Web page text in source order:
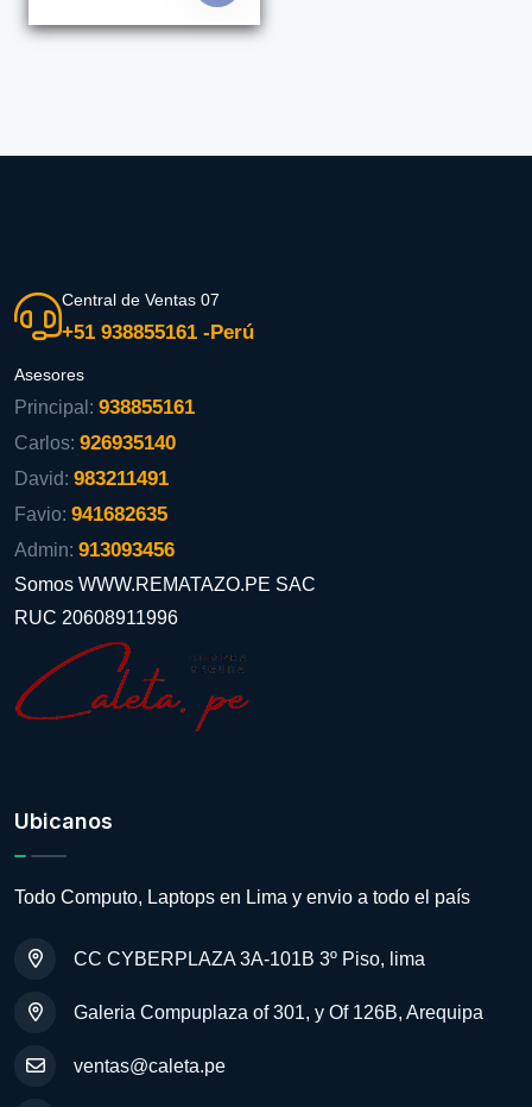
Central de Ventas 07
+51 938855161 -Perú
Asesores
Principal: 938855161
Carlos: 926935140
David: 983211491
Favio: 941682635
Admin: 913093456
Somos WWW.REMATAZO.PE SAC
RUC 20608911996
Ubicanos
Todo Computo, Laptops en Lima y envio a todo el país
CC CYBERPLAZA 3A-101B 3º Piso, lima
Galeria Compuplaza of 301, y Of 126B, Arequipa
ventas@caleta.pe